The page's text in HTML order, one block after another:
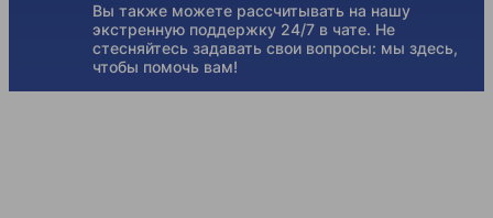
Вы также можете рассчитывать на нашу
экстренную поддержку 24/7 в чате. Не
стесняйтесь задавать свои вопросы: мы здесь,
чтобы помочь вам!